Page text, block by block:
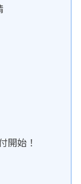
開始！